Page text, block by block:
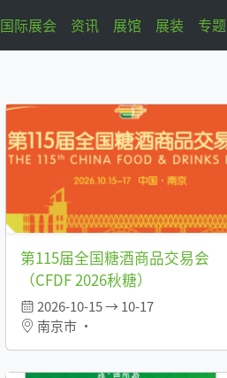
国际展会 资讯 展馆 展装 专题
第115届全国糖酒商品交易会
（CFDF 2026秋糖）
2026-10-15 → 10-17
南京市 •